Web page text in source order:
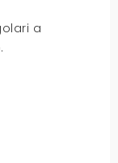
a